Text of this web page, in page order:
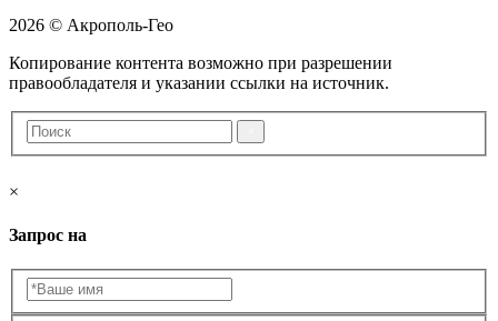
2026 © Акрополь-Гео
Копирование контента возможно при разрешении
правообладателя и указании ссылки на источник.
×
Запрос на